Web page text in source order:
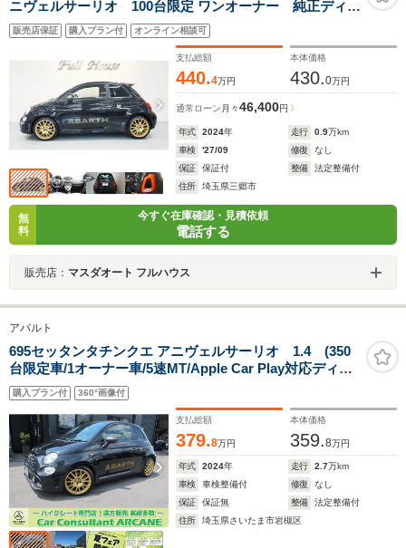
ニヴェルサーリオ 100台限定 ワンオーナー 純正ディス
プレイオーディオ カープレイ BEATサウンド レコー
ドモンツァマフラー ETC2.0 ドラレコ前後 バックソ
ナー ブレンボ
販売店保証 購入プラン付 オンライン相談可
支払総額
440.4万円
本体価格
430.0万円
通常ローン 月々46,400円
年式 2024年 走行 0.9万km
車検
'27/09 修復
なし
保証
保証付 整備
法定整備付
住所
埼玉県三郷市
無
料
今すぐ在庫確認・見積依頼
電話する
販売店： マスダオート フルハウス
アバルト
695セッタンタチンクエ アニヴェルサーリオ 1.4 (350
台限定車/1オーナー車/5速MT/Apple Car Play対応ディス
プレイオーディオ/USB/Bトゥース/Bカメラ/純正エアロ/
純正17AW/専用可変マフラー/専用ハーフレザースポーツ
シート/キセノンライト/LEDライナー/フォグ)
購入プラン付 360°画像付
支払総額
379.8万円
本体価格
359.8万円
年式 2024年 走行 2.7万km
車検
車検整備付 修復
なし
保証
保証無 整備
法定整備付
住所
埼玉県さいたま市岩槻区